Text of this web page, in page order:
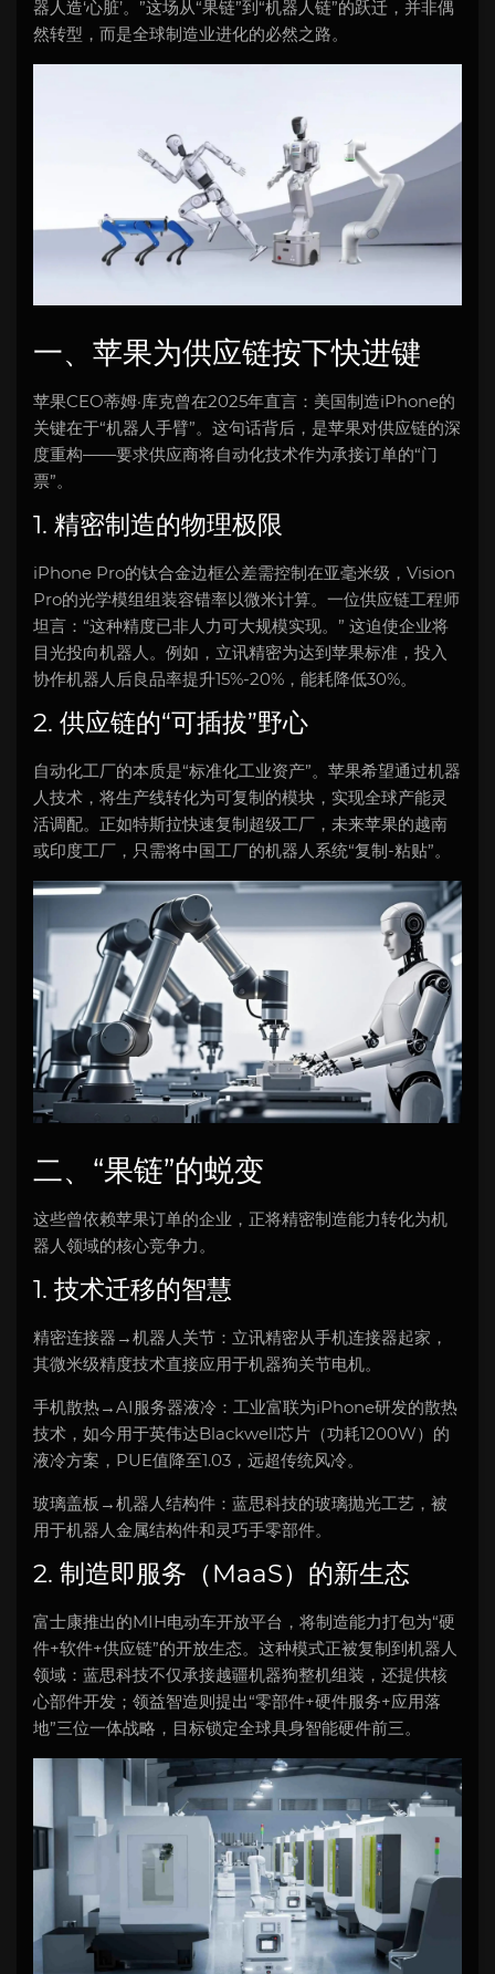
器人造‘心脏’。”这场从“果链”到“机器人链”的跃迁，并非偶
然转型，而是全球制造业进化的必然之路。
一、苹果为供应链按下快进键
苹果CEO蒂姆·库克曾在2025年直言：美国制造iPhone的
关键在于“机器人手臂”。这句话背后，是苹果对供应链的深
度重构——要求供应商将自动化技术作为承接订单的“门
票”。
1. 精密制造的物理极限
iPhone Pro的钛合金边框公差需控制在亚毫米级，Vision
Pro的光学模组组装容错率以微米计算。一位供应链工程师
坦言：“这种精度已非人力可大规模实现。” 这迫使企业将
目光投向机器人。例如，立讯精密为达到苹果标准，投入
协作机器人后良品率提升15%-20%，能耗降低30%。
2. 供应链的“可插拔”野心
自动化工厂的本质是“标准化工业资产”。苹果希望通过机器
人技术，将生产线转化为可复制的模块，实现全球产能灵
活调配。正如特斯拉快速复制超级工厂，未来苹果的越南
或印度工厂，只需将中国工厂的机器人系统“复制-粘贴”。
二、“果链”的蜕变
这些曾依赖苹果订单的企业，正将精密制造能力转化为机
器人领域的核心竞争力。
1. 技术迁移的智慧
精密连接器→机器人关节：立讯精密从手机连接器起家，
其微米级精度技术直接应用于机器狗关节电机。
手机散热→AI服务器液冷：工业富联为iPhone研发的散热
技术，如今用于英伟达Blackwell芯片（功耗1200W）的
液冷方案，PUE值降至1.03，远超传统风冷。
玻璃盖板→机器人结构件：蓝思科技的玻璃抛光工艺，被
用于机器人金属结构件和灵巧手零部件。
2. 制造即服务（MaaS）的新生态
富士康推出的MIH电动车开放平台，将制造能力打包为“硬
件+软件+供应链”的开放生态。这种模式正被复制到机器人
领域：蓝思科技不仅承接越疆机器狗整机组装，还提供核
心部件开发；领益智造则提出“零部件+硬件服务+应用落
地”三位一体战略，目标锁定全球具身智能硬件前三。